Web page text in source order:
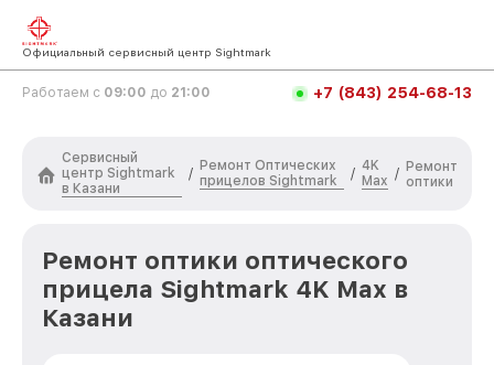
Официальный сервисный центр Sightmark
Работаем с 09:00 до 21:00 +7 (843) 254-68-13
Сервисный
центр Sightmark
в Казани
/
Ремонт Оптических
прицелов Sightmark
/
4K
Max / Ремонт
оптики
Ремонт оптики оптического
прицела Sightmark 4K Max в
Казани